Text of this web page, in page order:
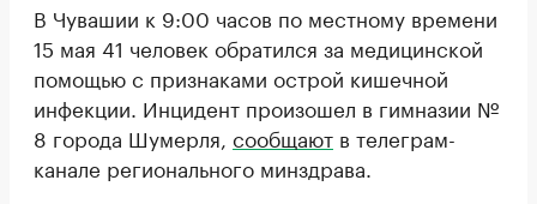
В Чувашии к 9:00 часов по местному времени
15 мая 41 человек обратился за медицинской
помощью с признаками острой кишечной
инфекции. Инцидент произошел в гимназии №
8 города Шумерля, сообщают в телеграм-
канале регионального минздрава.